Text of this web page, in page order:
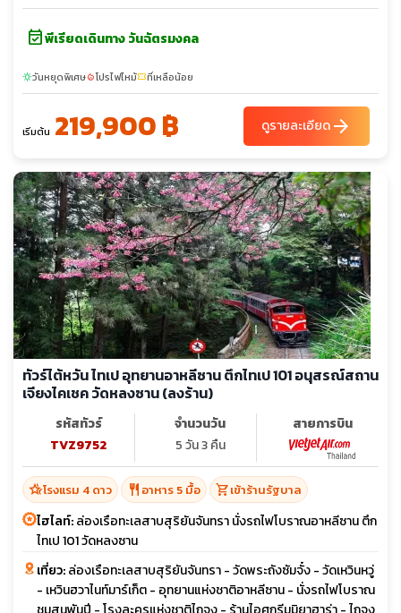
event_availableพีเรียดเดินทาง วันฉัตรมงคล
sunnyวันหยุดพิเศษlocal_fire_departmentโปรไฟไหม้confirmation_numberที่เหลือน้อย
เริ่มต้น 219,900 ฿ ดูรายละเอียดarrow_forward
ทัวร์ไต้หวัน ไทเป อุทยานอาหลีซาน ตึกไทเป 101 อนุสรณ์สถาน
เจียงไคเชค วัดหลงซาน (ลงร้าน)
รหัสทัวร์
TVZ9752
จำนวนวัน
5 วัน 3 คืน
สายการบิน
hotel_classโรงแรม 4 ดาว restaurant อาหาร 5 มื้อ shopping_cartเข้าร้านรัฐบาล
ไฮไลท์:ล่องเรือทะเลสาบสุริยันจันทรา นั่งรถไฟโบราณอาหลีซาน ตึก
ไทเป 101 วัดหลงซาน
เที่ยว:ล่องเรือทะเลสาบสุริยันจันทรา - วัดพระถังซัมจั๋ง - วัดเหวินหวู่
- เหวินฮวาไนท์มาร์เก็ต - อุทยานแห่งชาติอาหลีซาน - นั่งรถไฟโบราณ